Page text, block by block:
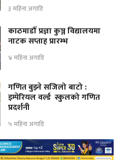
३ महिना अगाडि
काठमाडौँ प्रज्ञा कुञ्ज विद्यालयमा
नाटक सप्ताह प्रारम्भ
४ महिना अगाडि
गणित बुझ्ने सजिलो बाटो :
इम्पेरियल वर्ल्ड स्कुलको गणित
प्रदर्शनी
५ महिना अगाडि